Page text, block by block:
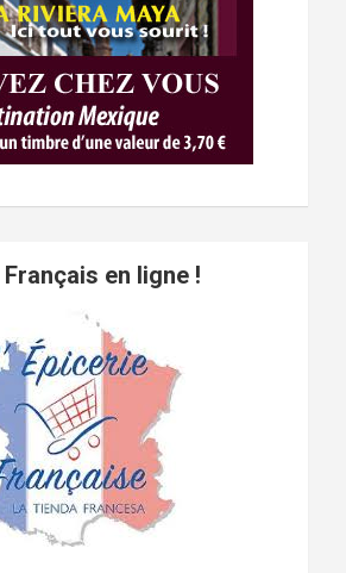
en ligne !